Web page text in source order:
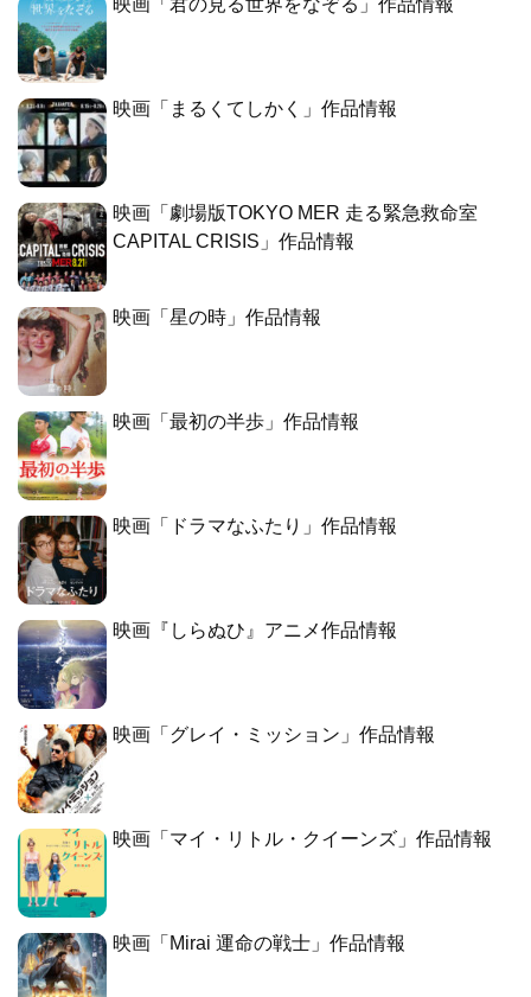
映画「君の見る世界をなぞる」作品情報
映画「まるくてしかく」作品情報
映画「劇場版TOKYO MER 走る緊急救命室
CAPITAL CRISIS」作品情報
映画「星の時」作品情報
映画「最初の半歩」作品情報
映画「ドラマなふたり」作品情報
映画『しらぬひ』アニメ作品情報
映画「グレイ・ミッション」作品情報
映画「マイ・リトル・クイーンズ」作品情報
映画「Mirai 運命の戦士」作品情報